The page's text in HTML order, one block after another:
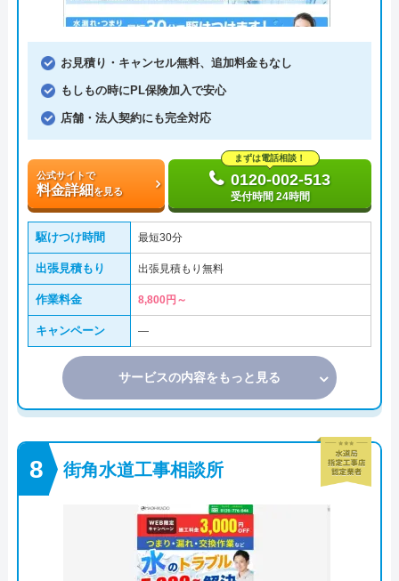
お見積り・キャンセル無料、追加料金もなし
もしもの時にPL保険加入で安心
店舗・法人契約にも完全対応
公式サイトで
料金詳細を見る
まずは電話相談！
0120-002-513
受付時間 24時間
駆けつけ時間 最短30分
出張見積もり 出張見積もり無料
作業料金 8,800円～
キャンペーン ―
サービスの内容をもっと見る
街角水道工事相談所